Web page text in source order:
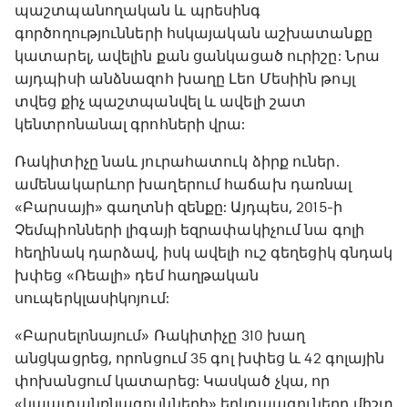
պաշտպանողական և պրեսինգ
գործողությունների հսկայական աշխատանքը
կատարել, ավելին քան ցանկացած ուրիշը: Նրա
այդպիսի անձնազոհ խաղը Լեո Մեսիին թույլ
տվեց քիչ պաշտպանվել և ավելի շատ
կենտրոնանալ գրոհների վրա:
Ռակիտիչը նաև յուրահատուկ ձիրք ուներ.
ամենակարևոր խաղերում հաճախ դառնալ
«Բարսայի» գաղտնի զենքը: Այդպես, 2015-ի
Չեմպիոնների լիգայի եզրափակիչում նա գոլի
հեղինակ դարձավ, իսկ ավելի ուշ գեղեցիկ գնդակ
խփեց «Ռեալի» դեմ հաղթական
սուպերկլասիկոյում:
«Բարսելոնայում» Ռակիտիչը 310 խաղ
անցկացրեց, որոնցում 35 գոլ խփեց և 42 գոլային
փոխանցում կատարեց: Կասկած չկա, որ